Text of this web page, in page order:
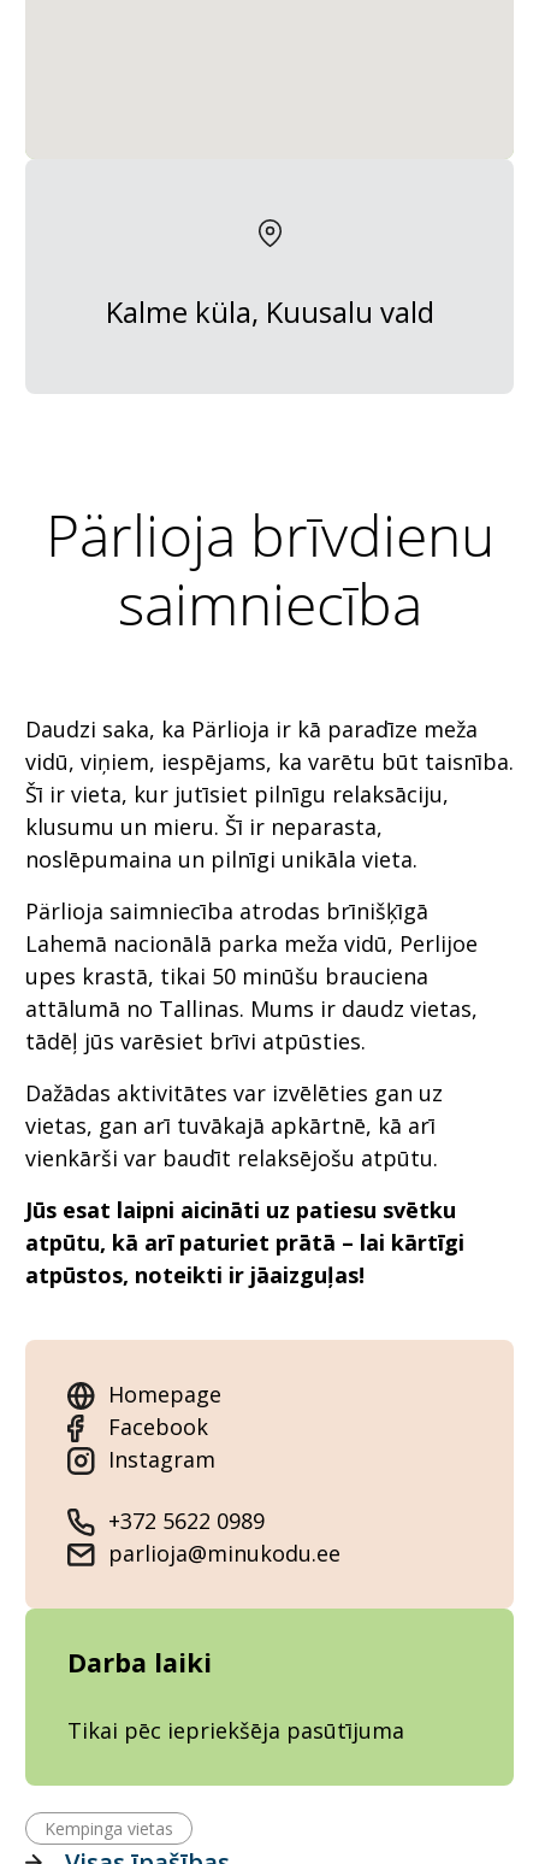
Kalme küla, Kuusalu vald
Pärlioja brīvdienu
saimniecība
Daudzi saka, ka Pärlioja ir kā paradīze meža
vidū, viņiem, iespējams, ka varētu būt taisnība.
Šī ir vieta, kur jutīsiet pilnīgu relaksāciju,
klusumu un mieru. Šī ir neparasta,
noslēpumaina un pilnīgi unikāla vieta.
Pärlioja saimniecība atrodas brīnišķīgā
Lahemā nacionālā parka meža vidū, Perlijoe
upes krastā, tikai 50 minūšu brauciena
attālumā no Tallinas. Mums ir daudz vietas,
tādēļ jūs varēsiet brīvi atpūsties.
Dažādas aktivitātes var izvēlēties gan uz
vietas, gan arī tuvākajā apkārtnē, kā arī
vienkārši var baudīt relaksējošu atpūtu.
Jūs esat laipni aicināti uz patiesu svētku
atpūtu, kā arī paturiet prātā – lai kārtīgi
atpūstos, noteikti ir jāaizguļas!
Homepage
Facebook
Instagram
+372 5622 0989
parlioja@minukodu.ee
Darba laiki
Tikai pēc iepriekšēja pasūtījuma
Kempinga vietas